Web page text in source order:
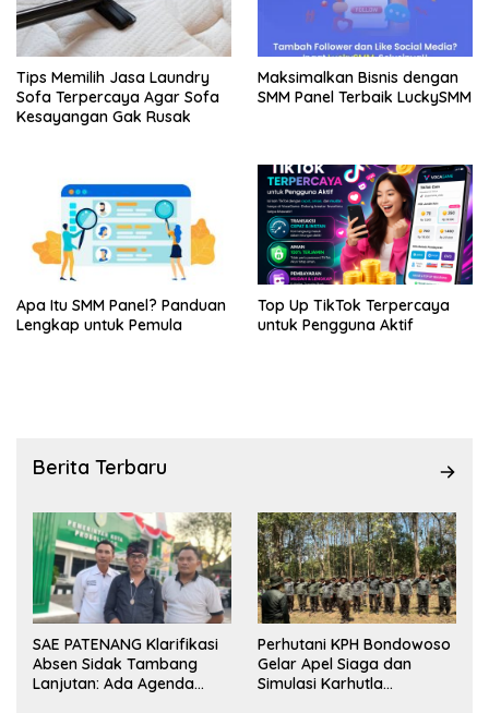
Tips Memilih Jasa Laundry
Sofa Terpercaya Agar Sofa
Kesayangan Gak Rusak
Maksimalkan Bisnis dengan
SMM Panel Terbaik LuckySMM
Apa Itu SMM Panel? Panduan
Lengkap untuk Pemula
Top Up TikTok Terpercaya
untuk Pengguna Aktif
Berita Terbaru
SAE PATENANG Klarifikasi
Absen Sidak Tambang
Lanjutan: Ada Agenda
Perhutani KPH Bondowoso
Gelar Apel Siaga dan
Simulasi Karhutla